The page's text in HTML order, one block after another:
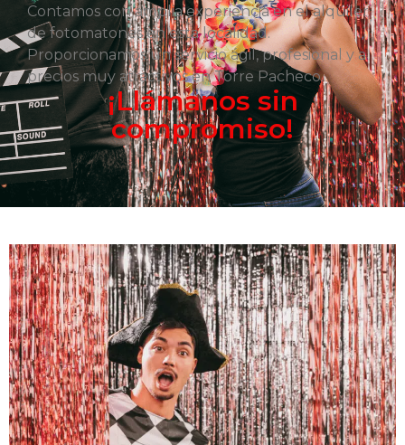
Contamos con amplia experiencia en el alquiler
de fotomatones en esta localidad.
Proporcionamos un servicio ágil, profesional y a
precios muy atractivos en Torre Pacheco.
¡Llámanos sin
compromiso!